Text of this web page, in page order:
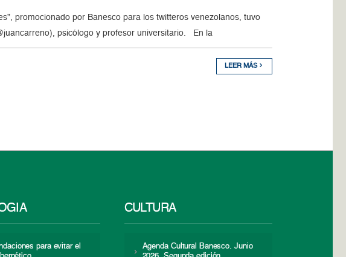
promocionado por Banesco para los twitteros venezolanos, tuvo
psicólogo y profesor universitario. En la
LEER MÁS
para evitar el
CULTURA
Agenda Cultural Banesco. Junio